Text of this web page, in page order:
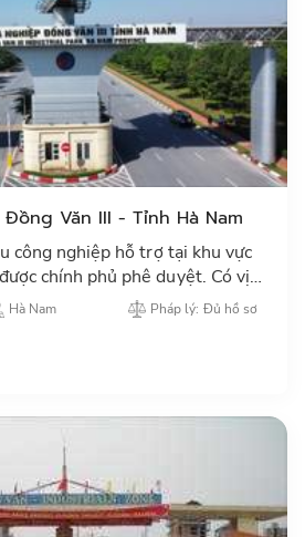
Văn III - Tỉnh Hà Nam
công nghiệp hỗ trợ tại khu vực
chính phủ phê duyệt. Có vị
KCN Đồng Văn III là điểm thu
Hà Nam Pháp lý: Đủ hồ sơ